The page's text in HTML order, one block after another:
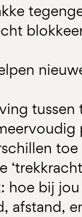
tussen
hoe bij
afstand,